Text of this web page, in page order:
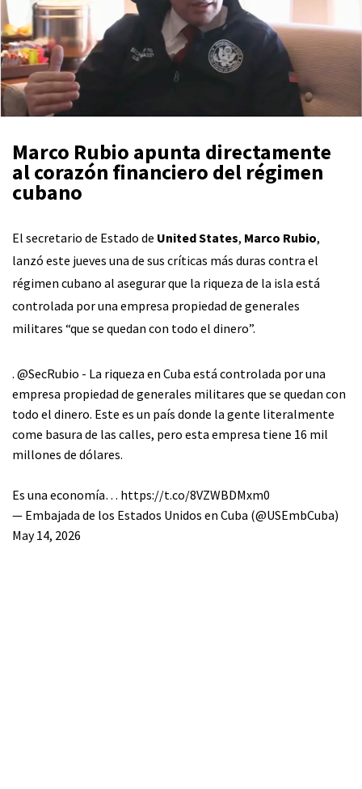
Marco Rubio apunta directamente
al corazón financiero del régimen
cubano
El secretario de Estado de United States, Marco Rubio,
lanzó este jueves una de sus críticas más duras contra el
régimen cubano al asegurar que la riqueza de la isla está
controlada por una empresa propiedad de generales
militares “que se quedan con todo el dinero”.
. @SecRubio - La riqueza en Cuba está controlada por una
empresa propiedad de generales militares que se quedan con
todo el dinero. Este es un país donde la gente literalmente
come basura de las calles, pero esta empresa tiene 16 mil
millones de dólares.
Es una economía… https://t.co/8VZWBDMxm0
— Embajada de los Estados Unidos en Cuba (@USEmbCuba)
May 14, 2026